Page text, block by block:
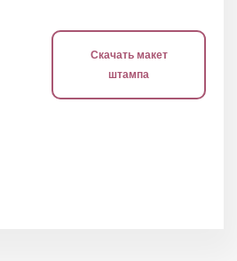
Скачать макет
штампа